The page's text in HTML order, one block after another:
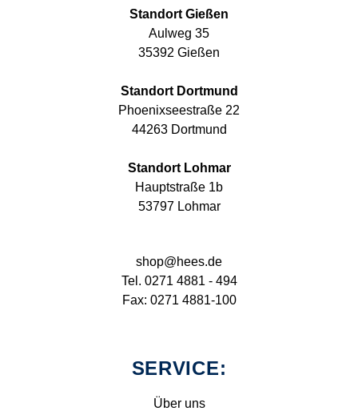
Standort Gießen
Aulweg 35
35392 Gießen
Standort Dortmund
Phoenixseestraße 22
44263 Dortmund
Standort Lohmar
Hauptstraße 1b
53797 Lohmar
shop@hees.de
Tel. 0271 4881 - 494
Fax: 0271 4881-100
SERVICE:
Über uns